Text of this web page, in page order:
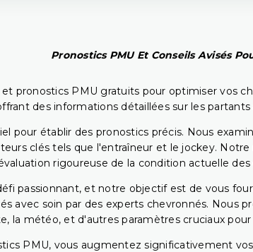
Pronostics PMU Et Conseils Avisés
pronostics PMU gratuits pour optimiser vos
des informations détaillées sur les
pour établir des pronostics précis. Nous
clés tels que l'entraîneur et le jockey.
rigoureuse de la condition actuelle
passionnant, et notre objectif est de vous
avec soin par des experts chevronnés.
la météo, et d'autres paramètres cruciaux
PMU, vous augmentez significativement